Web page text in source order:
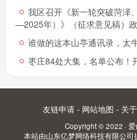
我区召开《新一轮突破菏泽
—2025年）》（征求意见稿）
谁做的这本山亭通讯录，太
枣庄84处大集，名单公布！
友链申请 - 网站地图 - 关
Copyright © 2022 · 爱
本站由山东亿梦网络科技有限公司